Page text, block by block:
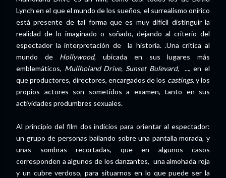
Lynch en el que el mundo de los sueños, el surrealismo onírico
está presente de tal forma que es muy difícil distinguir la
realidad de lo imaginado o soñado, dejando al criterio del
espectador la interpretación de la historia. .Una crítica al
mundo de Hollywood, ubicada en sus lugares más
emblemáticos, Mullholand Drive, Sunset Bulevard, ..., en el
que productores, directores, encargados de los castings, y los
propios actores son sometidos a examen, tanto en sus
actividades produmbres sexuales.
Al principio del film dos indicios para orientar al espectador:
un grupo de personas bailando sobre una pantalla morada, y
unas sombras recortadas, que en algunos casos
corresponden a algunos de los danzantes, una almohada roja
y un cubre verdoso, para situarnos en lo que puede ser la